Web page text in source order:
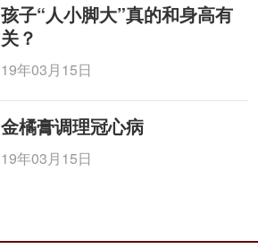
孩子“人小脚大”真的和身高有
关？
19年03月15日
金橘膏调理冠心病
19年03月15日